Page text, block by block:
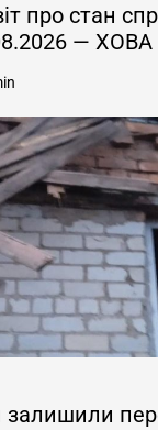
про стан
— ХОВА
залишили